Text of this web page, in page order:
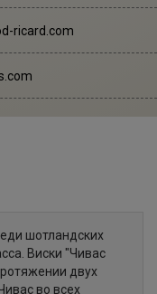
ricard.com
шотландских
Виски "Чивас
двух
во всех